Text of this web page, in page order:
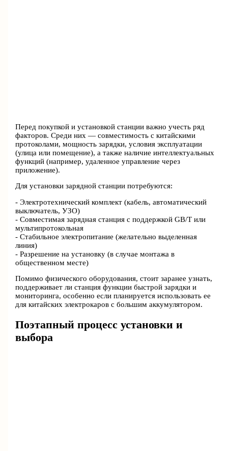
Перед покупкой и установкой станции важно учесть ряд
факторов. Среди них — совместимость с китайскими
протоколами, мощность зарядки, условия эксплуатации
(улица или помещение), а также наличие интеллектуальных
функций (например, удаленное управление через
приложение).
Для установки зарядной станции потребуются:
- Электротехнический комплект (кабель, автоматический
выключатель, УЗО)
- Совместимая зарядная станция с поддержкой GB/T или
мультипротокольная
- Стабильное электропитание (желательно выделенная
линия)
- Разрешение на установку (в случае монтажа в
общественном месте)
Помимо физического оборудования, стоит заранее узнать,
поддерживает ли станция функции быстрой зарядки и
мониторинга, особенно если планируется использовать ее
для китайских электрокаров с большим аккумулятором.
Поэтапный процесс установки и
выбора